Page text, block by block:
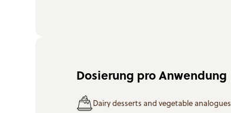
Dosierung pro Anwendung
Dairy desserts and vegetable analogues